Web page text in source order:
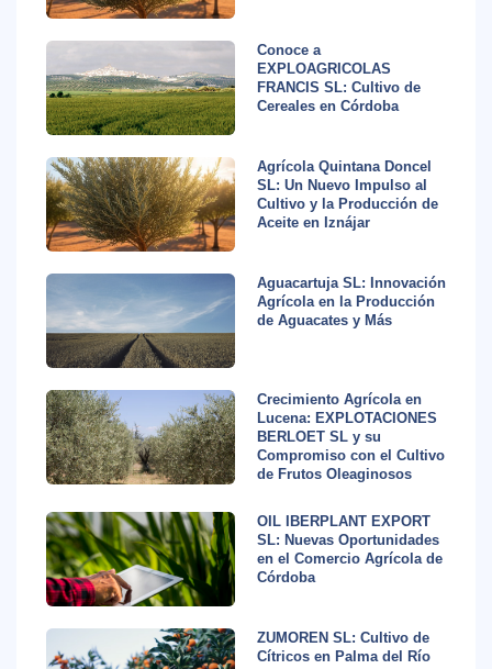
Conoce a
EXPLOAGRICOLAS
FRANCIS SL: Cultivo de
Cereales en Córdoba
Agrícola Quintana Doncel
SL: Un Nuevo Impulso al
Cultivo y la Producción de
Aceite en Iznájar
Aguacartuja SL: Innovación
Agrícola en la Producción
de Aguacates y Más
Crecimiento Agrícola en
Lucena: EXPLOTACIONES
BERLOET SL y su
Compromiso con el Cultivo
de Frutos Oleaginosos
OIL IBERPLANT EXPORT
SL: Nuevas Oportunidades
en el Comercio Agrícola de
Córdoba
ZUMOREN SL: Cultivo de
Cítricos en Palma del Río